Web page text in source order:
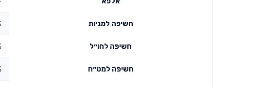
חשיפה למניות
חשיפה לחו״ל
חשיפה למט״ח